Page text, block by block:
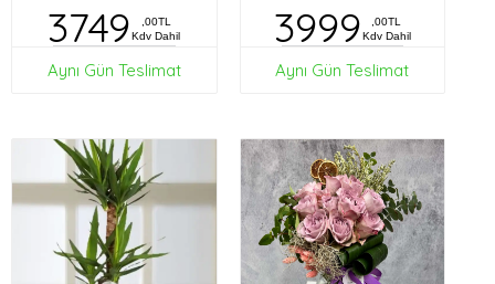
3749
,00TL
Kdv Dahil
Aynı Gün Teslimat
3999
,00TL
Kdv Dahil
Aynı Gün Teslimat